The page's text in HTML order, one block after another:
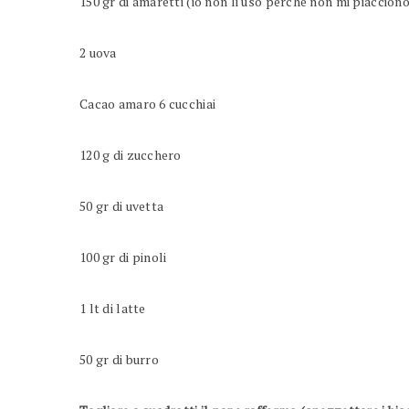
2 uova
Cacao amaro 6 cucchiai
120 g di zucchero
50 gr di uvetta
100 gr di pinoli
1 lt di latte
50 gr di burro